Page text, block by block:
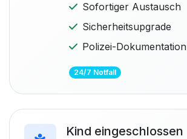
Sofortiger Austausch
Sicherheitsupgrade
Polizei-Dokumentation
24/7 Notfall
Kind eingeschlossen